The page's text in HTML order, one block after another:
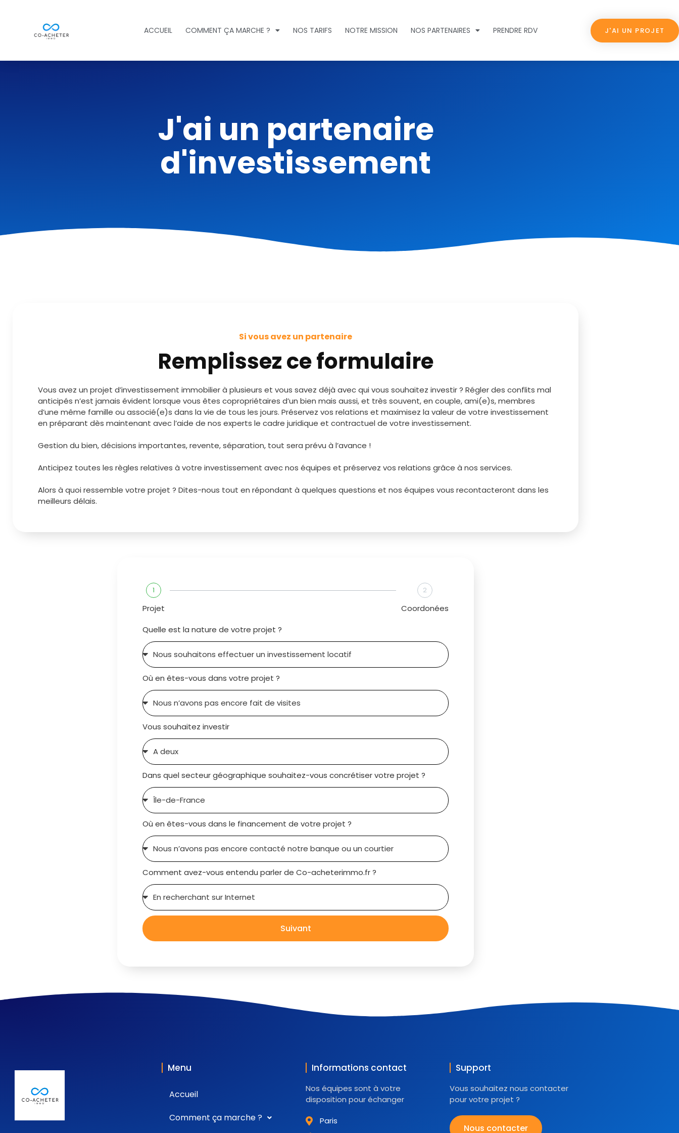
ACCUEIL COMMENT ÇA MARCHE ? NOS TARIFS NOTRE MISSION NOS PARTENAIRES PRENDRE RDV J'AI UN PROJET
J'ai un partenaire
d'investissement
Si vous avez un partenaire
Remplissez ce formulaire
Vous avez un projet d’investissement immobilier à plusieurs et vous savez déjà avec qui vous souhaitez investir ? Régler des conflits mal
anticipés n’est jamais évident lorsque vous êtes copropriétaires d’un bien mais aussi, et très souvent, en couple, ami(e)s, membres
d’une même famille ou associé(e)s dans la vie de tous les jours. Préservez vos relations et maximisez la valeur de votre investissement
en préparant dès maintenant avec l’aide de nos experts le cadre juridique et contractuel de votre investissement.
Gestion du bien, décisions importantes, revente, séparation, tout sera prévu à l’avance !
Anticipez toutes les règles relatives à votre investissement avec nos équipes et préservez vos relations grâce à nos services.
Alors à quoi ressemble votre projet ? Dites-nous tout en répondant à quelques questions et nos équipes vous recontacteront dans les
meilleurs délais.
1
Projet
2
Coordonées
Quelle est la nature de votre projet ?
Où en êtes-vous dans votre projet ?
Vous souhaitez investir
Dans quel secteur géographique souhaitez-vous concrétiser votre projet ?
Où en êtes-vous dans le financement de votre projet ?
Comment avez-vous entendu parler de Co-acheterimmo.fr ?
Suivant
Menu
Accueil
Comment ça marche ?
Informations contact
Nos équipes sont à votre
disposition pour échanger
Paris
Support
Vous souhaitez nous contacter
pour votre projet ?
Nous contacter